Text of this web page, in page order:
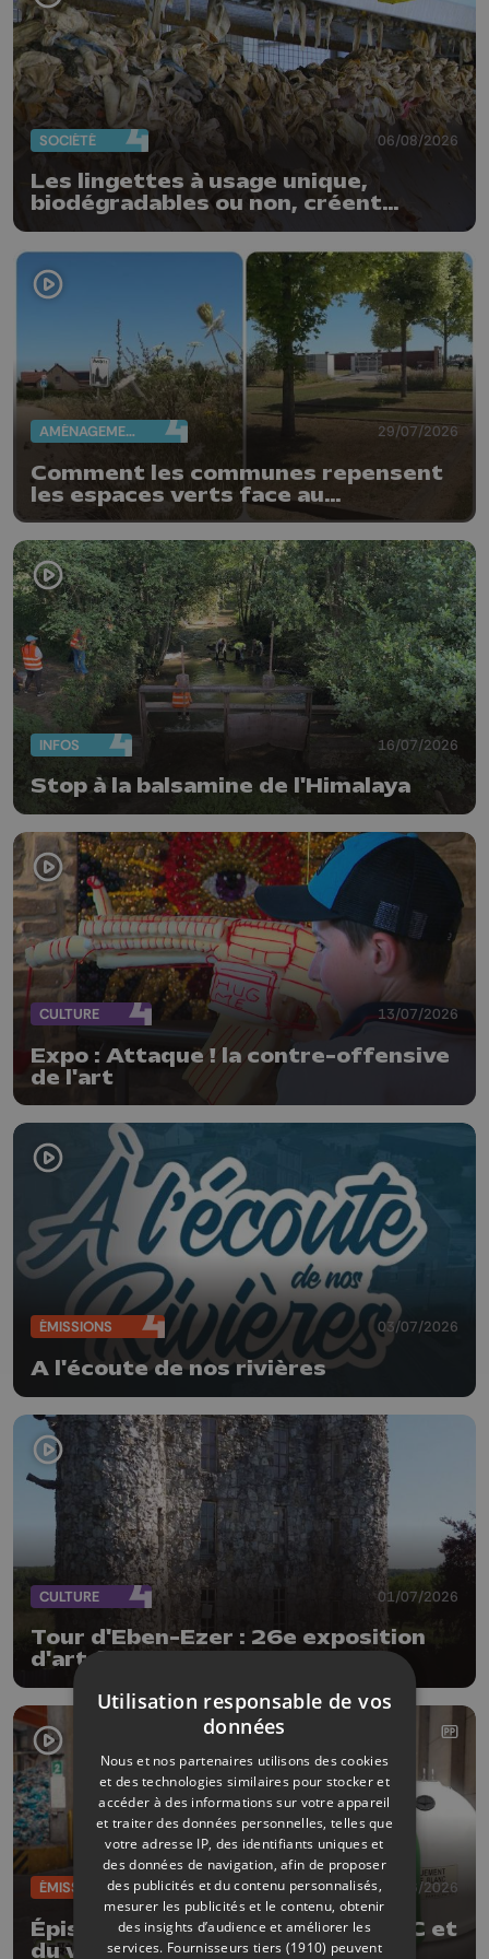
SOCIÉTÉ 06/08/2026
Les lingettes à usage unique,
biodégradables ou non, créent
quotidiennement des bouchons
dans nos stations d'épuration
AMÉNAGEMENT DU TERRITOIRE 29/07/2026
Comment les communes repensent
les espaces verts face au
changement climatique
INFOS 16/07/2026
Stop à la balsamine de l'Himalaya
CULTURE 13/07/2026
Expo : Attaque ! la contre-offensive
de l'art
ÉMISSIONS 03/07/2026
A l'écoute de nos rivières
CULTURE 01/07/2026
Tour d'Eben-Ezer : 26e exposition
d'art fantastique
ÉMISSIONS 30/06/2026
Épisode 1 - La seconde vie du PMC et
du verre
Utilisation responsable de vos
données
Nous et nos partenaires utilisons des cookies
et des technologies similaires pour stocker et
accéder à des informations sur votre appareil
et traiter des données personnelles, telles que
votre adresse IP, des identifiants uniques et
des données de navigation, afin de proposer
des publicités et du contenu personnalisés,
mesurer les publicités et le contenu, obtenir
des insights d’audience et améliorer les
services. Fournisseurs tiers (1910) peuvent